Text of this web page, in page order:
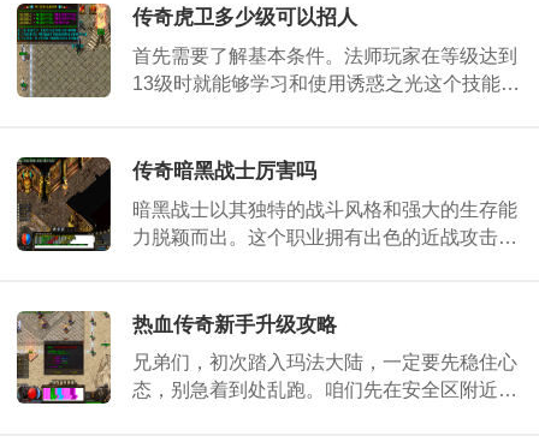
阵阵
传奇虎卫多少级可以招人
首先需要了解基本条件。法师玩家在等级达到
13级时就能够学习和使用诱惑之光这个技能来
较低
传奇暗黑战士厉害吗
暗黑战士以其独特的战斗风格和强大的生存能
力脱颖而出。这个职业拥有出色的近战攻击
观，这
热血传奇新手升级攻略
兄弟们，初次踏入玛法大陆，一定要先稳住心
态，别急着到处乱跑。咱们先在安全区附近的